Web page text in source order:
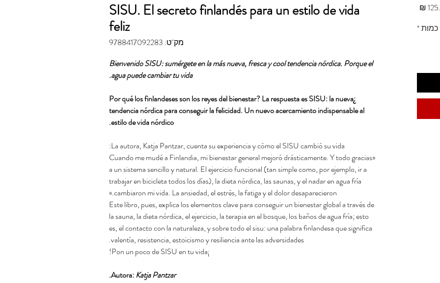
SISU. El secreto finlandés para un estilo de vida
feliz
מק"ט: 9788417092283
Bienvenido SISU: sumérgete en la más nueva, fresca y cool tendencia nórdica. Porque el
agua puede cambiar tu vida.
¿Por qué los finlandeses son los reyes del bienestar? La respuesta es SISU: la nueva
tendencia nórdica para conseguir la felicidad. Un nuevo acercamiento indispensable al
estilo de vida nórdico.
La autora, Katja Pantzar, cuenta su experiencia y cómo el SISU cambió su vida:
«Cuando me mudé a Finlandia, mi bienestar general mejoró drásticamente. Y todo gracias
a un sistema sencillo y natural. El ejercicio funcional (tan simple como, por ejemplo, ir a
trabajar en bicicleta todos los días), la dieta nórdica, las saunas, y el nadar en agua fría
cambiaron mi vida. La ansiedad, el estrés, la fatiga y el dolor desaparecieron.»
Este libro, pues, explica los elementos clave para conseguir un bienestar global a través de
la sauna, la dieta nórdica, el ejercicio, la terapia en el bosque, los baños de agua fría; esto
es, el contacto con la naturaleza, y sobre todo el sisu: una palabra finlandesa que significa
valentía, resistencia, estoicismo y resiliencia ante las adversidades.
¡Pon un poco de SISU en tu vida!
Autora:Katja Pantzar.
כמות*